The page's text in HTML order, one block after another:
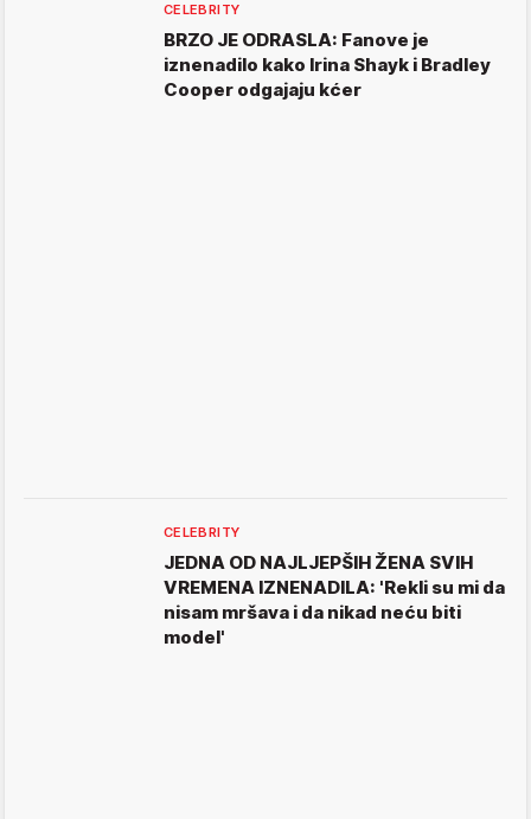
CELEBRITY
BRZO JE ODRASLA: Fanove je
iznenadilo kako Irina Shayk i Bradley
Cooper odgajaju kćer
CELEBRITY
JEDNA OD NAJLJEPŠIH ŽENA SVIH
VREMENA IZNENADILA: 'Rekli su mi da
nisam mršava i da nikad neću biti
model'